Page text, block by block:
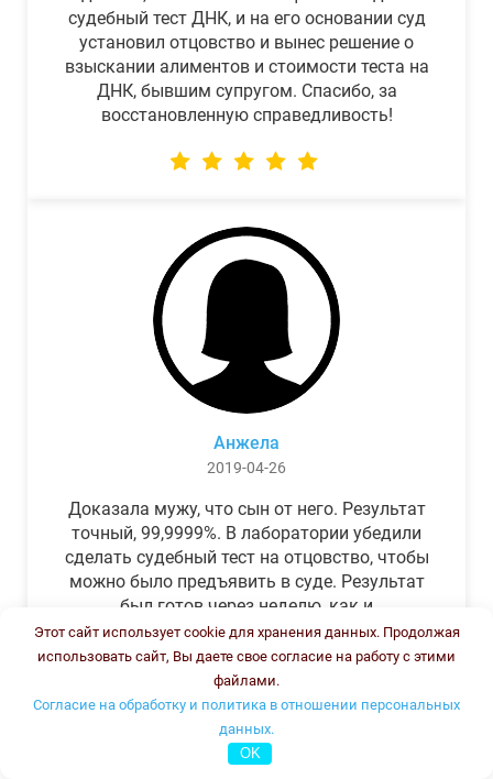
судебный тест ДНК, и на его основании суд
установил отцовство и вынес решение о
взыскании алиментов и стоимости теста на
ДНК, бывшим супругом. Спасибо, за
восстановленную справедливость!
Анжела
2019-04-26
Доказала мужу, что сын от него. Результат
точный, 99,9999%. В лаборатории убедили
сделать судебный тест на отцовство, чтобы
можно было предъявить в суде. Результат
был готов через неделю, как и
обещали.Теперь муж бегает и извиняется.
Этот сайт использует cookie для хранения данных. Продолжая
использовать сайт, Вы даете свое согласие на работу с этими
файлами.
Согласие на обработку и политика в отношении персональных
данных.
OK